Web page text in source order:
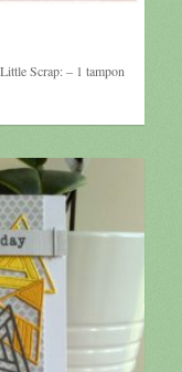
Scrap: – 1 tampon